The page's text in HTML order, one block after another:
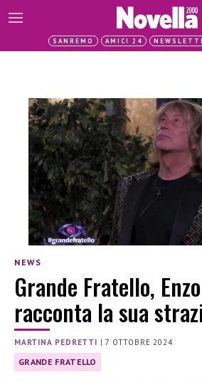
SANREMO AMICI 24
NEWS
Grande Fratello,
racconta la sua
MARTINA PEDRETTI |7 OTTOBRE 2024
GRANDE FRATELLO